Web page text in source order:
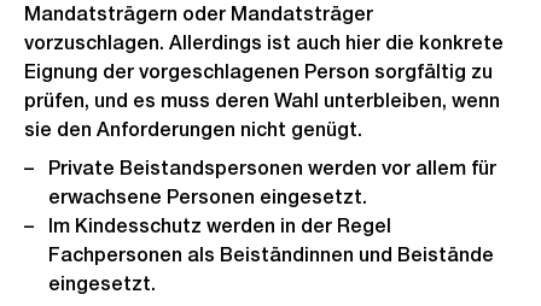
Mandatsträgern oder Mandatsträger
vorzuschlagen. Allerdings ist auch hier die konkrete
Eignung der vorgeschlagenen Person sorgfältig zu
prüfen, und es muss deren Wahl unterbleiben, wenn
sie den Anforderungen nicht genügt.
Private Beistandspersonen werden vor allem für
erwachsene Personen eingesetzt.
Im Kindesschutz werden in der Regel
Fachpersonen als Beiständinnen und Beistände
eingesetzt.